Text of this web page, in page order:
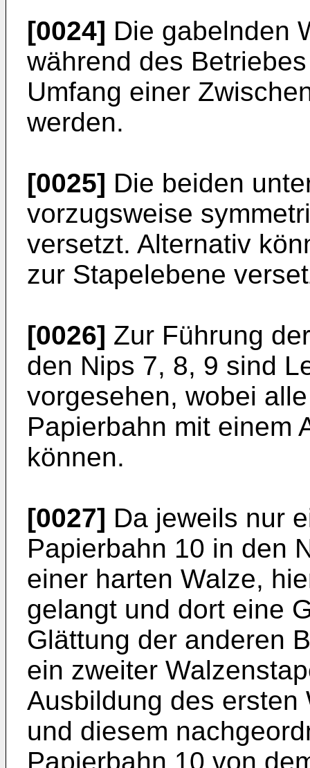
[0024] Die gabelnden
während des
Umfang einer
werden.
[0025] Die beiden
vorzugsweise
versetzt. Alternativ
zur Stapelebene
[0026] Zur Führung
den Nips 7, 8, 9 sind
vorgesehen, wobei
Papierbahn mit einem
können.
[0027] Da jeweils nur
Papierbahn 10 in den
einer harten Walze,
gelangt und dort eine
Glättung der anderen
ein zweiter
Ausbildung des
und diesem
Papierbahn 10 von